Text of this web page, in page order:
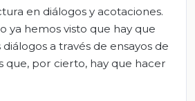
en diálogos y acotaciones.
ya hemos visto que hay que
a través de ensayos de
que, por cierto, hay que hacer